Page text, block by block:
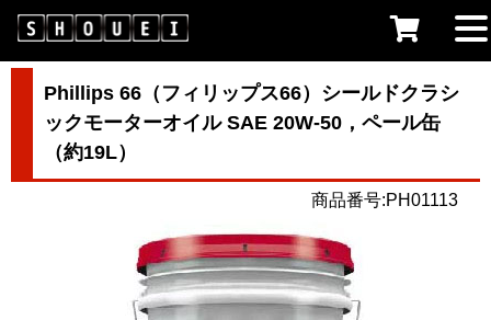
Phillips 66（フィリップス66）シールドクラシ
ックモーターオイル SAE 20W-50，ペール缶
（約19L）
商品番号:PH01113